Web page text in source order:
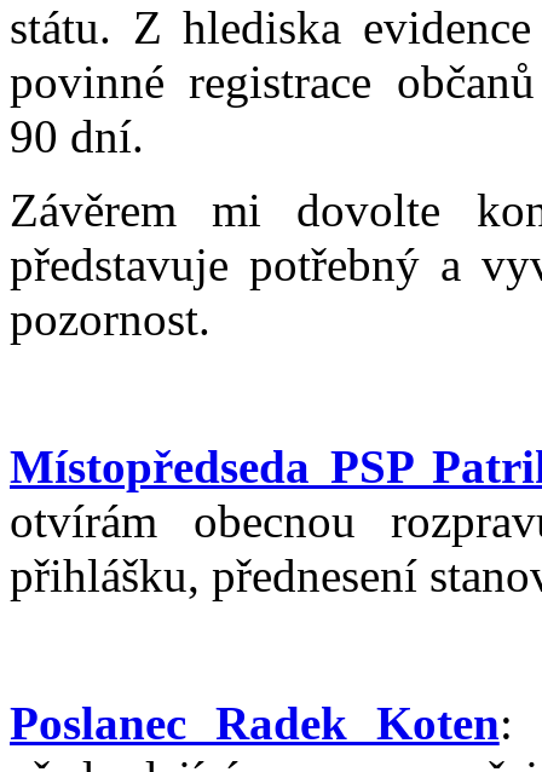
státu. Z hlediska
povinné registrace
90 dní.
Závěrem mi dovolte
představuje potřebný a
pozornost.
Místopředseda PSP
otvírám obecnou
přihlášku, přednesení
Poslanec Radek Koten: